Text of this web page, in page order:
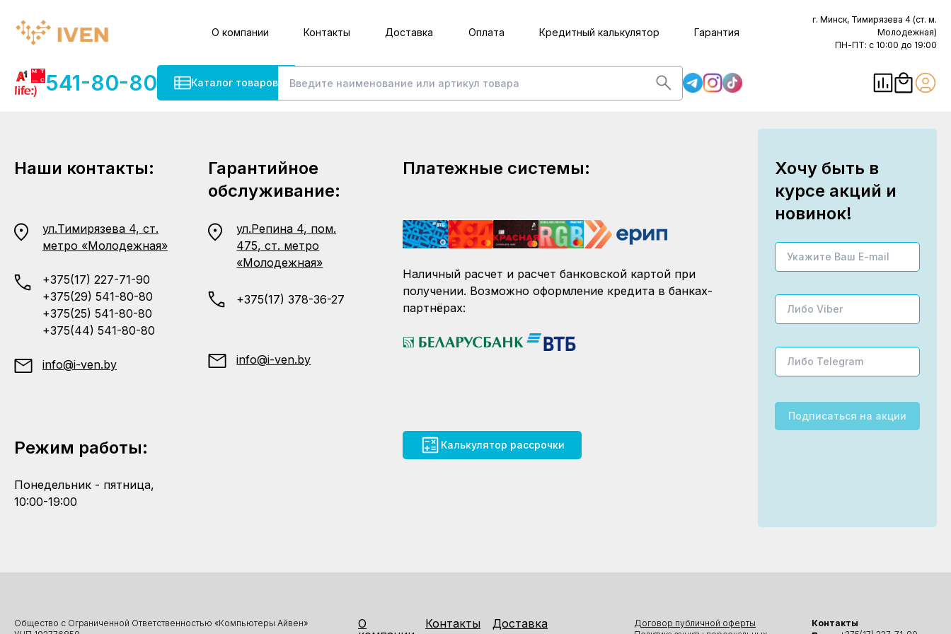
О компании Контакты Доставка Оплата Кредитный калькулятор Гарантия
г. Минск, Тимирязева 4 (ст. м.
Молодежная)
ПН-ПТ: с 10:00 до 19:00
541-80-80 Каталог товаров
Наши контакты:
ул.Тимирязева 4, ст.
метро «Молодежная»
+375(17) 227-71-90
+375(29) 541-80-80
+375(25) 541-80-80
+375(44) 541-80-80
info@i-ven.by
Гарантийное
обслуживание:
ул.Репина 4, пом.
475, ст. метро
«Молодежная»
+375(17) 378-36-27
info@i-ven.by
Платежные системы:
Наличный расчет и расчет банковской картой при
получении. Возможно оформление кредита в банках-
партнёрах:
Режим работы:
Понедельник - пятница,
10:00-19:00
Калькулятор рассрочки
Хочу быть в
курсе акций и
новинок!
Подписаться на акции
Общество с Ограниченной Ответственностью «Компьютеры Айвен»
О
Контакты Доставка
Договор публичной оферты
Контакты